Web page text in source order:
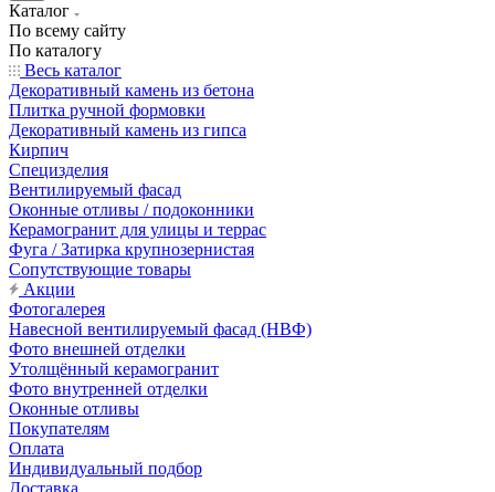
Каталог
По всему сайту
По каталогу
Весь каталог
Декоративный камень из бетона
Плитка ручной формовки
Декоративный камень из гипса
Кирпич
Специзделия
Вентилируемый фасад
Оконные отливы / подоконники
Керамогранит для улицы и террас
Фуга / Затирка крупнозернистая
Сопутствующие товары
Акции
Фотогалерея
Навесной вентилируемый фасад (НВФ)
Фото внешней отделки
Утолщённый керамогранит
Фото внутренней отделки
Оконные отливы
Покупателям
Оплата
Индивидуальный подбор
Доставка